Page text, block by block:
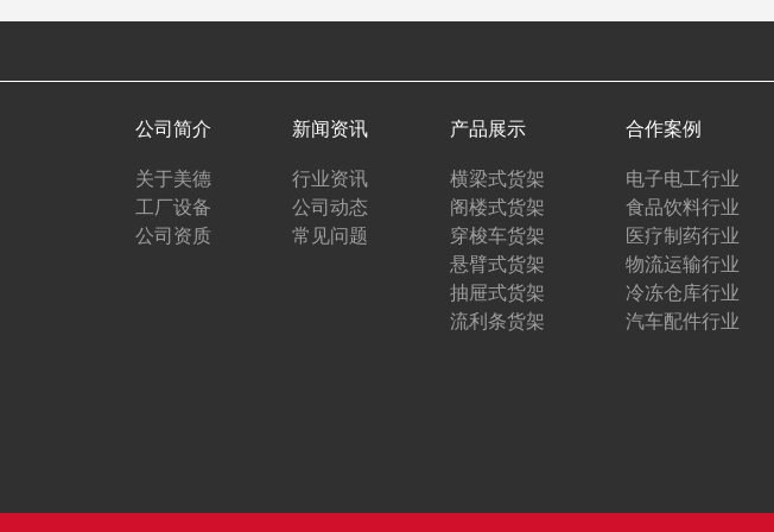
公司简介
关于美德
工厂设备
公司资质
新闻资讯
行业资讯
公司动态
常见问题
产品展示
横梁式货架
阁楼式货架
穿梭车货架
悬臂式货架
抽屉式货架
流利条货架
合作案例
电子电工行业
食品饮料行业
医疗制药行业
物流运输行业
冷冻仓库行业
汽车配件行业